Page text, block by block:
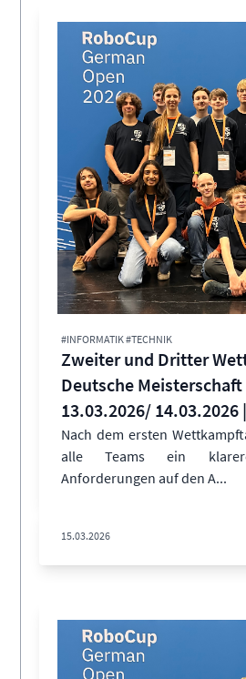
#INFORMATIK #TECHNIK
Zweiter und Dritter
Deutsche Meisterschaft
13.03.2026/ 14.03.2026
Nach dem ersten
alle Teams ein
Anforderungen auf den A...
15.03.2026